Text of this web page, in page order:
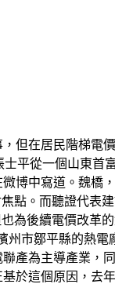
但在居民階梯電
平從一個山東
博中寫道。魏橋
點。而聽證代表
為後續電價改革
州市鄒平縣的熱
產為主導產業，
於這個原因，去